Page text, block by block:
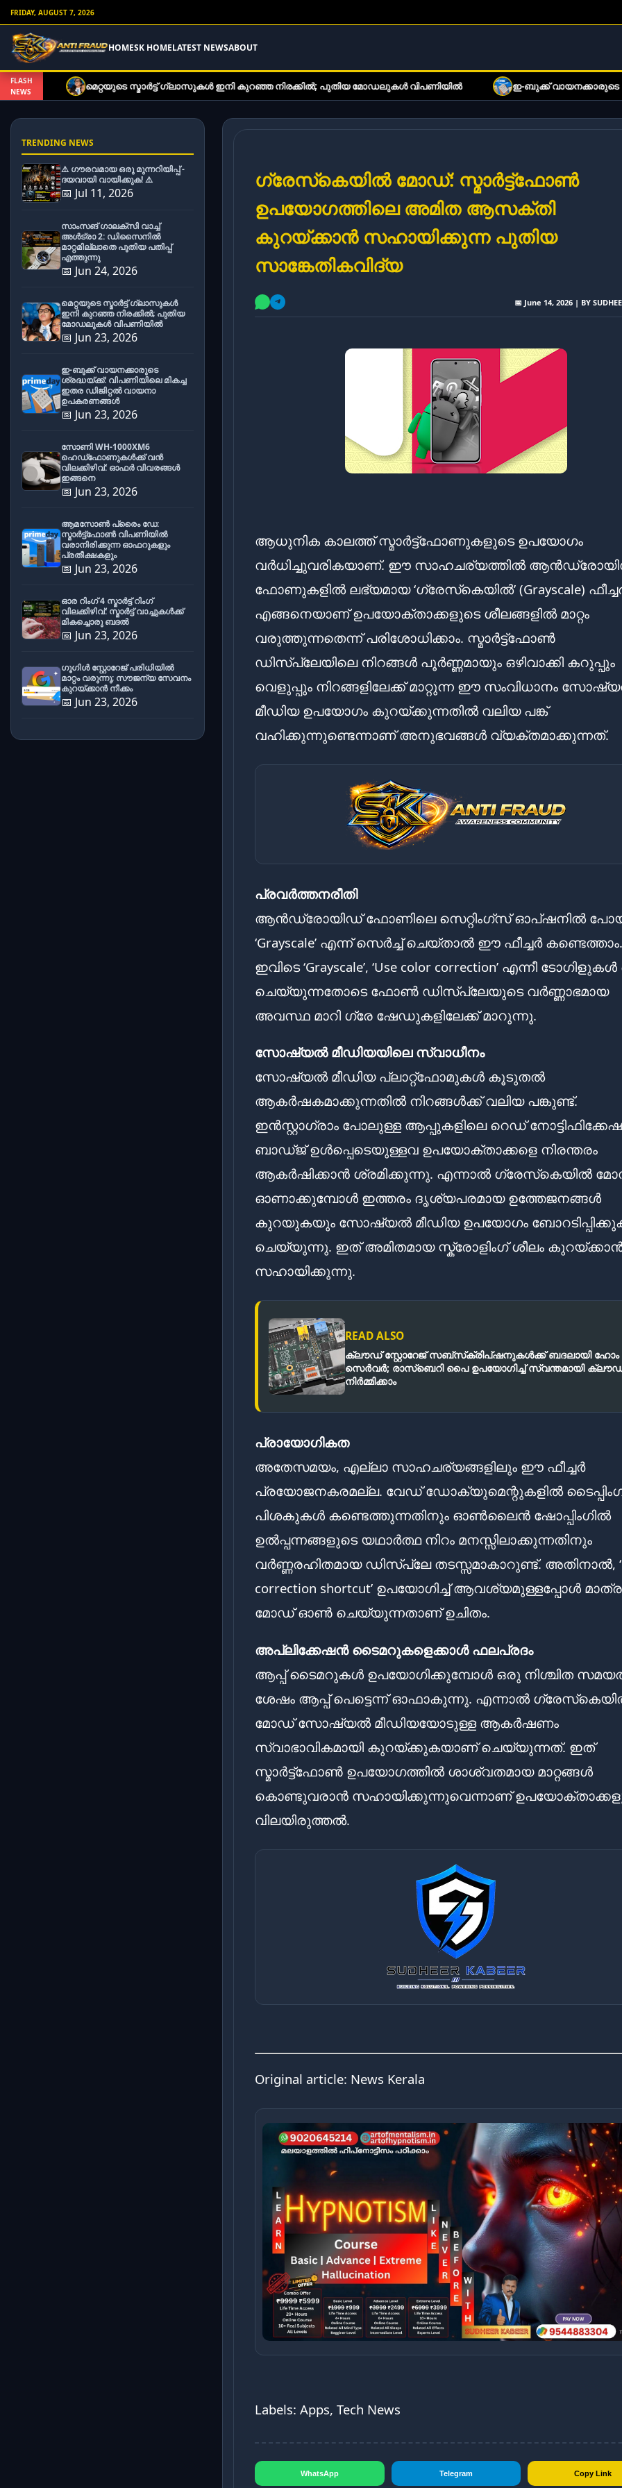
FRIDAY, AUGUST 7, 2026
HOMESK HOMELATEST NEWSABOUT
FLASH
NEWS
സ്മാർട്ട് ഗ്ലാസുകൾ ഇനി കുറഞ്ഞ നിരക്കിൽ; പുതിയ മോഡലുകൾ വിപണിയിൽ ഇ-ബുക്ക് വായനക്കാരുടെ ശ്രദ്ധയ്ക്ക്:
TRENDING NEWS
⚠️ ഗൗരവമായ ഒരു മുന്നറിയിപ്പ് -
ദയവായി വായിക്കുക! ⚠️
📅 Jul 11, 2026
സാംസങ് ഗാലക്സി വാച്ച്
അൾട്രാ 2: ഡിസൈനിൽ
മാറ്റമില്ലാതെ പുതിയ പതിപ്പ്
എത്തുന്നു
📅 Jun 24, 2026
മെറ്റയുടെ സ്മാർട്ട് ഗ്ലാസുകൾ
ഇനി കുറഞ്ഞ നിരക്കിൽ; പുതിയ
മോഡലുകൾ വിപണിയിൽ
📅 Jun 23, 2026
ഇ-ബുക്ക് വായനക്കാരുടെ
ശ്രദ്ധയ്ക്ക്: വിപണിയിലെ മികച്ച
ഇതര ഡിജിറ്റൽ വായനാ
ഉപകരണങ്ങൾ
📅 Jun 23, 2026
സോണി WH-1000XM6
ഹെഡ്‌ഫോണുകൾക്ക് വൻ
വിലക്കിഴിവ്: ഓഫർ വിവരങ്ങൾ
ഇങ്ങനെ
📅 Jun 23, 2026
ആമസോൺ പ്രൈം ഡേ:
സ്മാർട്ട്ഫോൺ വിപണിയിൽ
വരാനിരിക്കുന്ന ഓഫറുകളും
പ്രതീക്ഷകളും
📅 Jun 23, 2026
ഓര റിംഗ് 4 സ്മാർട്ട് റിംഗ്
വിലക്കിഴിവ്: സ്മാർട്ട് വാച്ചുകൾക്ക്
മികച്ചൊരു ബദൽ
📅 Jun 23, 2026
ഗൂഗിൾ സ്റ്റോറേജ് പരിധിയിൽ
മാറ്റം വരുന്നു; സൗജന്യ സേവനം
കുറയ്ക്കാൻ നീക്കം
📅 Jun 23, 2026
ഗ്രേസ്‌കെയിൽ മോഡ്: സ്മാർട്ട്ഫോൺ
ഉപയോഗത്തിലെ അമിത ആസക്തി
കുറയ്ക്കാൻ സഹായിക്കുന്ന പുതിയ
സാങ്കേതികവിദ്യ
📅 June 14, 2026 | BY
ആധുനിക കാലത്ത് സ്മാർട്ട്ഫോണുകളുടെ ഉപയോഗം
വർധിച്ചുവരികയാണ്. ഈ സാഹചര്യത്തിൽ
ഫോണുകളിൽ ലഭ്യമായ ‘ഗ്രേസ്‌കെയിൽ’ (Grayscale)
എങ്ങനെയാണ് ഉപയോക്താക്കളുടെ ശീലങ്ങളിൽ മാറ്റം
വരുത്തുന്നതെന്ന് പരിശോധിക്കാം. സ്മാർട്ട്ഫോൺ
ഡിസ്പ്ലേയിലെ നിറങ്ങൾ പൂർണ്ണമായും ഒഴിവാക്കി കറുപ്പും
വെളുപ്പും നിറങ്ങളിലേക്ക് മാറ്റുന്ന ഈ സംവിധാനം
മീഡിയ ഉപയോഗം കുറയ്ക്കുന്നതിൽ വലിയ പങ്ക്
വഹിക്കുന്നുണ്ടെന്നാണ് അനുഭവങ്ങൾ വ്യക്തമാക്കുന്നത്.
പ്രവർത്തനരീതി
ആൻഡ്രോയിഡ് ഫോണിലെ സെറ്റിംഗ്സ് ഓപ്ഷനിൽ
‘Grayscale’ എന്ന് സെർച്ച് ചെയ്താൽ ഈ ഫീച്ചർ കണ്ടെത്താം.
ഇവിടെ ‘Grayscale’, ‘Use color correction’ എന്നീ
ചെയ്യുന്നതോടെ ഫോൺ ഡിസ്പ്ലേയുടെ വർണ്ണാഭമായ
അവസ്ഥ മാറി ഗ്രേ ഷേഡുകളിലേക്ക് മാറുന്നു.
സോഷ്യൽ മീഡിയയിലെ സ്വാധീനം
സോഷ്യൽ മീഡിയ പ്ലാറ്റ്‌ഫോമുകൾ കൂടുതൽ
ആകർഷകമാക്കുന്നതിൽ നിറങ്ങൾക്ക് വലിയ പങ്കുണ്ട്.
ഇൻസ്റ്റാഗ്രാം പോലുള്ള ആപ്പുകളിലെ റെഡ്
ബാഡ്ജ് ഉൾപ്പെടെയുള്ളവ ഉപയോക്താക്കളെ നിരന്തരം
ആകർഷിക്കാൻ ശ്രമിക്കുന്നു. എന്നാൽ ഗ്രേസ്‌കെയിൽ
ഓണാക്കുമ്പോൾ ഇത്തരം ദൃശ്യപരമായ ഉത്തേജനങ്ങൾ
കുറയുകയും സോഷ്യൽ മീഡിയ ഉപയോഗം
ചെയ്യുന്നു. ഇത് അമിതമായ സ്ക്രോളിംഗ് ശീലം
സഹായിക്കുന്നു.
READ ALSO
ക്ലൗഡ് സ്റ്റോറേജ് സബ്‌സ്‌ക്രിപ്‌ഷനുകൾക്ക് ബദലായി ഹോം
സെർവർ; രാസ്‌ബെറി പൈ ഉപയോഗിച്ച് സ്വന്തമായി
നിർമ്മിക്കാം
പ്രായോഗികത
അതേസമയം, എല്ലാ സാഹചര്യങ്ങളിലും ഈ ഫീച്ചർ
പ്രയോജനകരമല്ല. വേഡ് ഡോക്യുമെന്റുകളിൽ
പിശകുകൾ കണ്ടെത്തുന്നതിനും ഓൺലൈൻ ഷോപ്പിംഗിൽ
ഉൽപ്പന്നങ്ങളുടെ യഥാർത്ഥ നിറം മനസ്സിലാക്കുന്നതിനും
വർണ്ണരഹിതമായ ഡിസ്പ്ലേ തടസ്സമാകാറുണ്ട്. അതിനാൽ,
correction shortcut’ ഉപയോഗിച്ച് ആവശ്യമുള്ളപ്പോൾ
മോഡ് ഓൺ ചെയ്യുന്നതാണ് ഉചിതം.
അപ്ലിക്കേഷൻ ടൈമറുകളെക്കാൾ ഫലപ്രദം
ആപ്പ് ടൈമറുകൾ ഉപയോഗിക്കുമ്പോൾ ഒരു നിശ്ചിത
ശേഷം ആപ്പ് പെട്ടെന്ന് ഓഫാകുന്നു. എന്നാൽ
മോഡ് സോഷ്യൽ മീഡിയയോടുള്ള ആകർഷണം
സ്വാഭാവികമായി കുറയ്ക്കുകയാണ് ചെയ്യുന്നത്. ഇത്
സ്മാർട്ട്ഫോൺ ഉപയോഗത്തിൽ ശാശ്വതമായ മാറ്റങ്ങൾ
കൊണ്ടുവരാൻ സഹായിക്കുന്നുവെന്നാണ്
വിലയിരുത്തൽ.
Original article: News Kerala
Labels: Apps, Tech News
WhatsApp Telegram Copy Link